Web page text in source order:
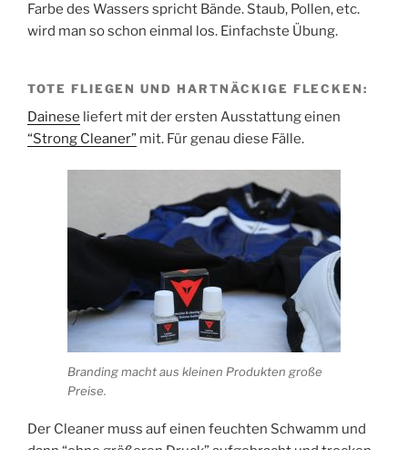
Farbe des Wassers spricht Bände. Staub, Pollen, etc.
wird man so schon einmal los. Einfachste Übung.
TOTE FLIEGEN UND HARTNÄCKIGE FLECKEN:
Dainese liefert mit der ersten Ausstattung einen
“Strong Cleaner” mit. Für genau diese Fälle.
Branding macht aus kleinen Produkten große
Preise.
Der Cleaner muss auf einen feuchten Schwamm und